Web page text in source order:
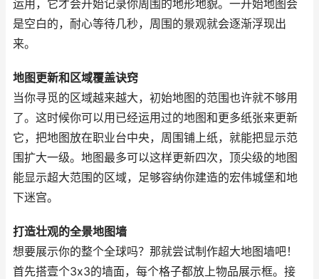
运用，它才会开始记录你周围的地形地貌。一开始地图会
是空白的，耐心等待几秒，周围的景观就会逐渐浮现出
来。
地图更新和区域覆盖诀窍
当你寻觅的区域越来越大，初始地图的范围也许就不够用
了。这时候你可以用已经运用过的地图和更多纸张来更新
它，把地图放在职业台中央，周围铺上纸，就能把显示范
围扩大一级。地图最多可以这样更新四次，顶尖级的地图
能显示超大范围的区域，足够容纳你建造的宏伟城堡和地
下迷宫。
打造壮观的全景地图墙
想要展示你的整个全球吗？那就尝试制作超大地图墙吧！
首先搭壹个3x3的墙面，每个格子都放上物品展示框。接